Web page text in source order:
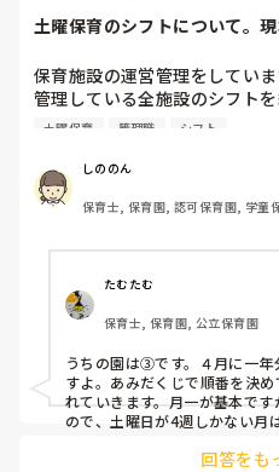
土曜保育のシフトについて。
保育施設の運営管理をしていま
管理している全施設のシフト
曜保育だけは入れる方が少な
て入職しているはずですが、
出勤が出来ない方ばかりです。
①土曜日の希望休は2日まで、
②毎月、必ず土曜保育に入る
クアップしてもらう
③仮シフトが出た時、土曜出
人を交渉して見つけてもらう
上記のいずれかの対策を取り
土曜保育 管理職 シフト
しののん
保育士, 保育園, 認可保育園, 学童
たむたむ
保育士, 保育園, 公立保育園
うちの園は③です。４月に一
すよ。あみだくじで順番を決
れていきます。月一が基本で
ので、土曜日が4週しかない月
て貰い、主任に報告してます。
回答をも